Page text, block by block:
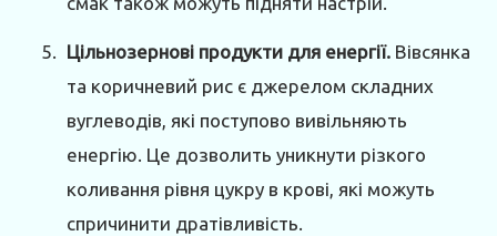
Цільнозернові продукти для енергії. Вівсянка
та коричневий рис є джерелом складних
вуглеводів, які поступово вивільняють
енергію. Це дозволить уникнути різкого
коливання рівня цукру в крові, які можуть
спричинити дратівливість.